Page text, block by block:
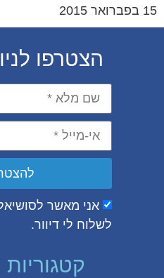
הצטרפו
אני מאשר לסושיאל
לשלוח לי דיוור.
קטגוריות